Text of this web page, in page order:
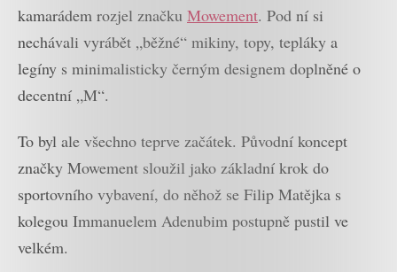
kamarádem rozjel značku Mowement. Pod ní si
nechávali vyrábět „běžné“ mikiny, topy, tepláky a
legíny s minimalisticky černým designem doplněné o
decentní „M“.
To byl ale všechno teprve začátek. Původní koncept
značky Mowement sloužil jako základní krok do
sportovního vybavení, do něhož se Filip Matějka s
kolegou Immanuelem Adenubim postupně pustil ve
velkém.